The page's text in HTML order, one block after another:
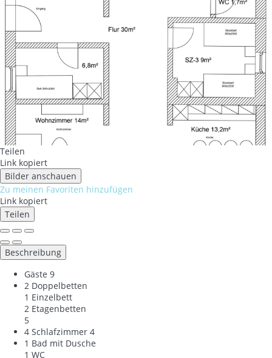
Teilen
Link kopiert
Bilder anschauen
Zu meinen Favoriten hinzufügen
Link kopiert
Teilen
Beschreibung
Gäste 9
2 Doppelbetten
1 Einzelbett
2 Etagenbetten
5
4 Schlafzimmer 4
1 Bad mit Dusche
1 WC